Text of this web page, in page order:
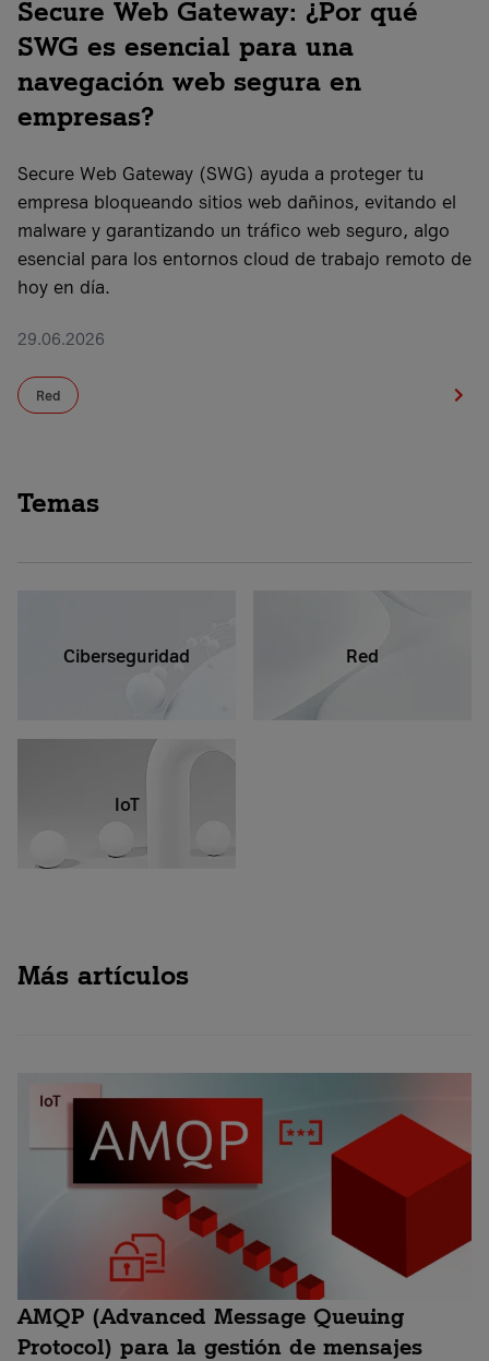
Secure Web Gateway: ¿Por qué
SWG es esencial para una
navegación web segura en
empresas?
Secure Web Gateway (SWG) ayuda a proteger tu
empresa bloqueando sitios web dañinos, evitando el
malware y garantizando un tráfico web seguro, algo
esencial para los entornos cloud de trabajo remoto de
hoy en día.
29.06.2026
Red
Temas
Ciberseguridad Red
IoT
Más artículos
AMQP (Advanced Message Queuing
Protocol) para la gestión de mensajes